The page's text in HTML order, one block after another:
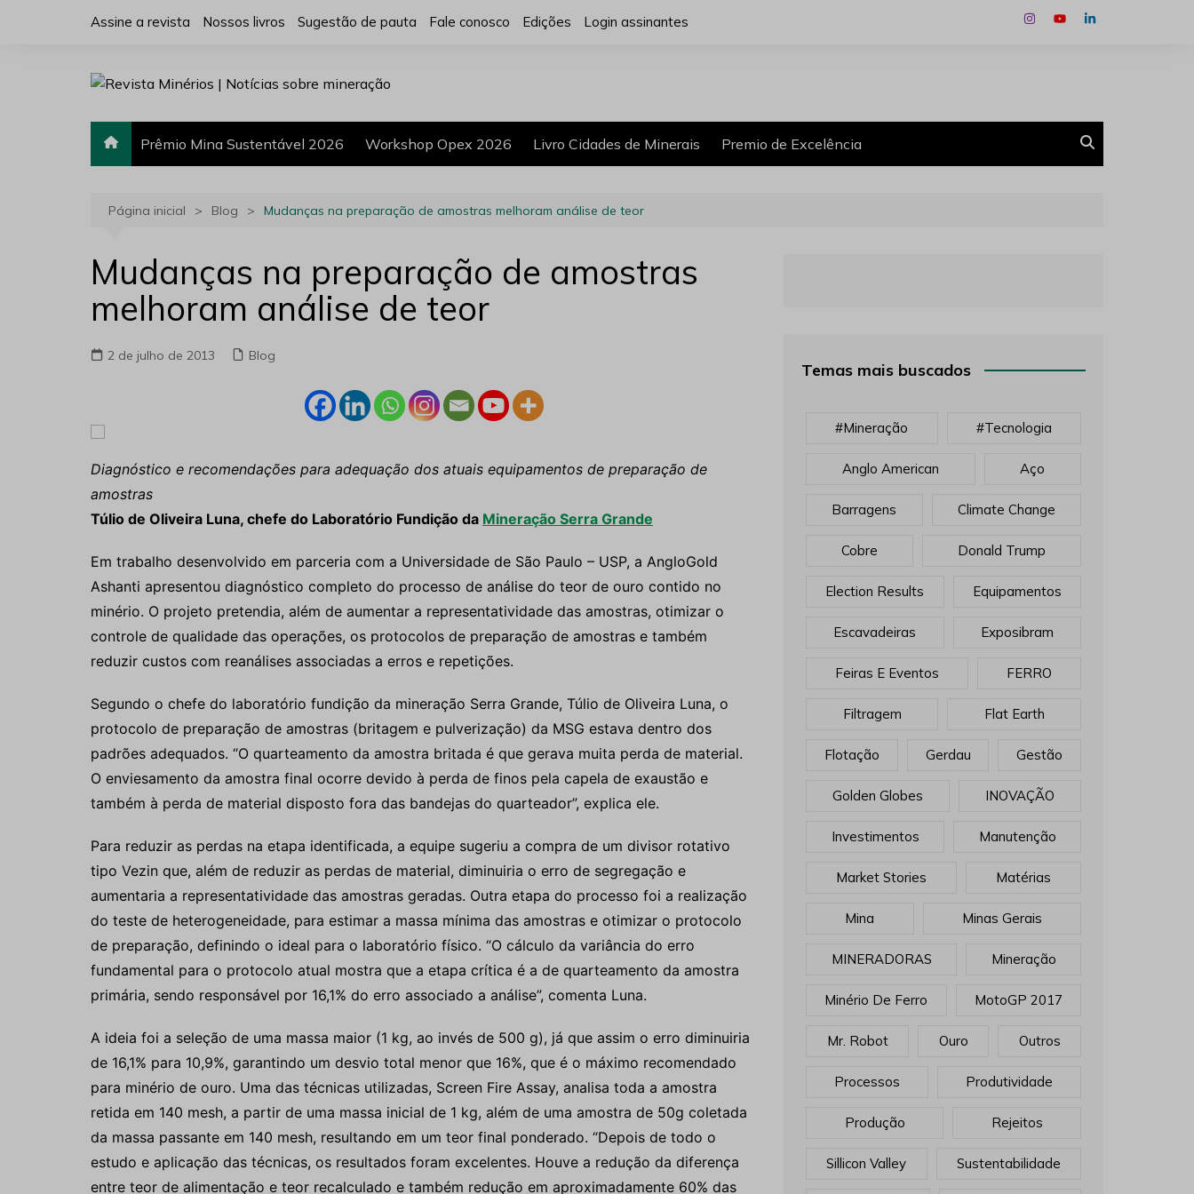
Assine a revista Nossos livros Sugestão de pauta Fale conosco Edições Login assinantes
Prêmio Mina Sustentável 2026 Workshop Opex 2026 Livro Cidades de Minerais Premio de Excelência
Página inicial Blog Mudanças na preparação de amostras melhoram análise de teor
Mudanças na preparação de amostras
melhoram análise de teor
2 de julho de 2013 Blog
Diagnóstico e recomendações para adequação dos atuais equipamentos de preparação de
amostras
Túlio de Oliveira Luna, chefe do Laboratório Fundição da Mineração Serra Grande
Em trabalho desenvolvido em parceria com a Universidade de São Paulo – USP, a AngloGold
Ashanti apresentou diagnóstico completo do processo de análise do teor de ouro contido no
minério. O projeto pretendia, além de aumentar a representatividade das amostras, otimizar o
controle de qualidade das operações, os protocolos de preparação de amostras e também
reduzir custos com reanálises associadas a erros e repetições.
Segundo o chefe do laboratório fundição da mineração Serra Grande, Túlio de Oliveira Luna, o
protocolo de preparação de amostras (britagem e pulverização) da MSG estava dentro dos
padrões adequados. “O quarteamento da amostra britada é que gerava muita perda de material.
O enviesamento da amostra final ocorre devido à perda de finos pela capela de exaustão e
também à perda de material disposto fora das bandejas do quarteador”, explica ele.
Para reduzir as perdas na etapa identificada, a equipe sugeriu a compra de um divisor rotativo
tipo Vezin que, além de reduzir as perdas de material, diminuiria o erro de segregação e
aumentaria a representatividade das amostras geradas. Outra etapa do processo foi a realização
do teste de heterogeneidade, para estimar a massa mínima das amostras e otimizar o protocolo
de preparação, definindo o ideal para o laboratório físico. “O cálculo da variância do erro
fundamental para o protocolo atual mostra que a etapa crítica é a de quarteamento da amostra
primária, sendo responsável por 16,1% do erro associado a análise”, comenta Luna.
A ideia foi a seleção de uma massa maior (1 kg, ao invés de 500 g), já que assim o erro diminuiria
de 16,1% para 10,9%, garantindo um desvio total menor que 16%, que é o máximo recomendado
para minério de ouro. Uma das técnicas utilizadas, Screen Fire Assay, analisa toda a amostra
retida em 140 mesh, a partir de uma massa inicial de 1 kg, além de uma amostra de 50g coletada
da massa passante em 140 mesh, resultando em um teor final ponderado. “Depois de todo o
estudo e aplicação das técnicas, os resultados foram excelentes. Houve a redução da diferença
entre teor de alimentação e teor recalculado e também redução em aproximadamente 60% das
Temas mais buscados
#mineração #tecnologia
Anglo American Aço
Barragens Climate Change
Cobre Donald Trump
Election Results Equipamentos
Escavadeiras Exposibram
Feiras E Eventos FERRO
Filtragem Flat Earth
Flotação Gerdau Gestão
Golden Globes INOVAÇÃO
Investimentos Manutenção
Market Stories Matérias
Mina Minas Gerais
MINERADORAS Mineração
Minério De Ferro MotoGP 2017
Mr. Robot Ouro Outros
Processos Produtividade
Produção Rejeitos
Sillicon Valley Sustentabilidade